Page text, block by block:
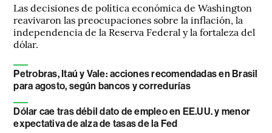
Las decisiones de política económica de Washington
reavivaron las preocupaciones sobre la inflación, la
independencia de la Reserva Federal y la fortaleza del
dólar.
Petrobras, Itaú y Vale: acciones recomendadas en Brasil
para agosto, según bancos y corredurías
Dólar cae tras débil dato de empleo en EE.UU. y menor
expectativa de alza de tasas de la Fed